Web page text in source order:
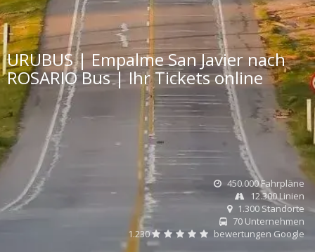
URUBUS | Empalme San Javier nach
ROSARIO Bus | Ihr Tickets online
450.000 Fahrpläne
12.300 Linien
1.300 Standorte
70 Unternehmen
1.230
bewertungen Google